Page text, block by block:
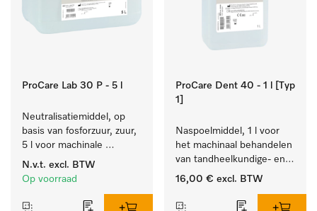
ProCare Lab 30 P - 5 l
Neutralisatiemiddel, op
basis van fosforzuur, zuur,
5 l voor machinale
reiniging van
laboratoriumglaswerk en -
N.v.t. excl. BTW
Op voorraad
ProCare Dent 40 - 1 l [Typ
1]
Naspoelmiddel, 1 l voor
het machinaal behandelen
van tandheelkundige- en
transmissie-instrumenten.
16,00 € excl. BTW